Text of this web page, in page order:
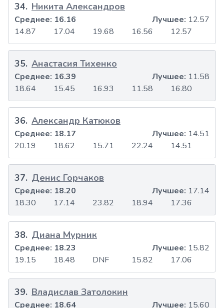
34. Никита Александров
14.87 17.04 19.68 16.56 12.57
Среднее: 16.16 Лучшее: 12.57
35. Анастасия Тихенко
18.64 15.45 16.93 11.58 16.80
Среднее: 16.39 Лучшее: 11.58
36. Александр Катюков
20.19 18.62 15.71 22.24 14.51
Среднее: 18.17 Лучшее: 14.51
37. Денис Горчаков
18.30 17.14 23.82 18.94 17.36
Среднее: 18.20 Лучшее: 17.14
38. Диана Мурник
19.15 18.48 DNF 15.82 17.06
Среднее: 18.23 Лучшее: 15.82
39. Владислав Затолокин
Среднее: 18.64 Лучшее: 15.60